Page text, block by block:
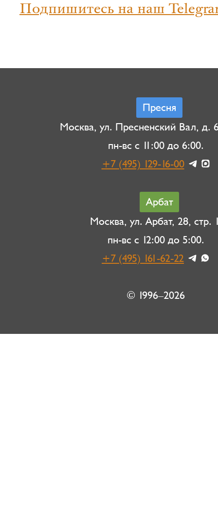
Подпишитесь на наш
Пресня
Москва, ул. Пресненский Вал, д.
пн-вс с 11:00 до 6:00.
+7 (495) 129-16-00
Арбат
Москва, ул. Арбат, 28, стр.
пн-вс с 12:00 до 5:00.
+7 (495) 161-62-22
© 1996–2026